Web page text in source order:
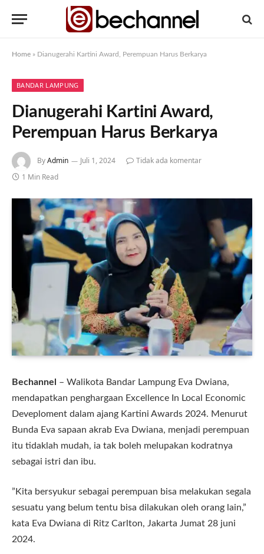
Home » Dianugerahi Kartini Award, Perempuan Harus Berkarya
BANDAR LAMPUNG
Dianugerahi Kartini Award,
Perempuan Harus Berkarya
ByAdmin Juli 1, 2024
Tidak ada komentar
1 Min Read
Bechannel
– Walikota Bandar Lampung Eva Dwiana,
mendapatkan penghargaan Excellence In Local Economic
Deveploment dalam ajang Kartini Awards 2024. Menurut
Bunda Eva sapaan akrab Eva Dwiana, menjadi perempuan
itu tidaklah mudah, ia tak boleh melupakan kodratnya
sebagai istri dan ibu.
”Kita bersyukur sebagai perempuan bisa melakukan segala
sesuatu yang belum tentu bisa dilakukan oleh orang lain,”
kata Eva Dwiana di Ritz Carlton, Jakarta Jumat 28 juni
2024.